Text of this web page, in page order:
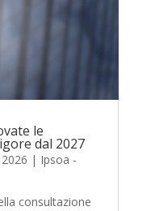
le
dal 2027
| Ipsoa -
consultazione